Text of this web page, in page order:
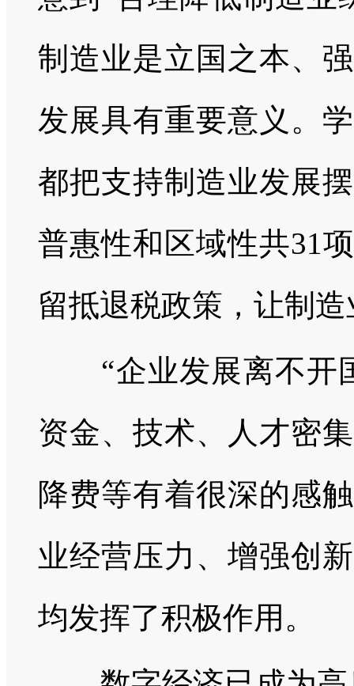
制造业是立国之本、
发展具有重要意义。
都把支持制造业发展
普惠性和区域性共31
留抵退税政策，让制
“企业发展离不开
资金、技术、人才密
降费等有着很深的感
业经营压力、增强创
均发挥了积极作用。